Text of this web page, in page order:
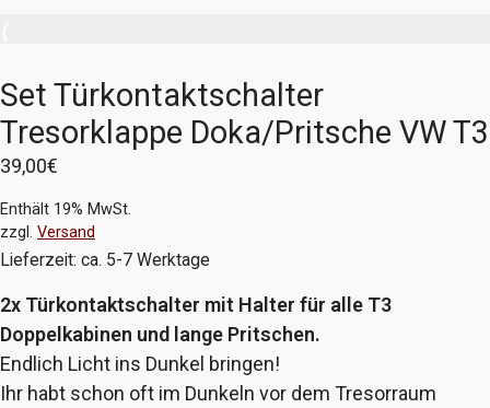
Set Türkontaktschalter
Tresorklappe Doka/Pritsche VW T3
39,00€
Enthält 19% MwSt.
zzgl. Versand
Lieferzeit: ca. 5-7 Werktage
2x Türkontaktschalter mit Halter für alle T3
Doppelkabinen und lange Pritschen.
Endlich Licht ins Dunkel bringen!
Ihr habt schon oft im Dunkeln vor dem Tresorraum